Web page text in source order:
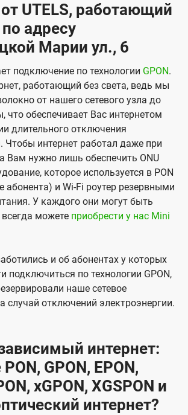
UTELS, работающий
адресу
Марии ул., 6
подключение по технологии GPON.
работающий без света, ведь мы
от нашего сетевого узла до
что обеспечивает Вас интернетом
длительного отключения
Чтобы интернет работал даже при
Вам нужно лишь обеспечить ONU
которое используется в PON
абонента) и Wi-Fi роутер резервными
У каждого они могут быть
можете приобрести у нас Mini
и об абонентах у которых
подключиться по технологии GPON,
наше сетевое
случай отключений электроэнергии.
интернет:
GPON, EPON,
xGPON, XGSPON и
интернет?